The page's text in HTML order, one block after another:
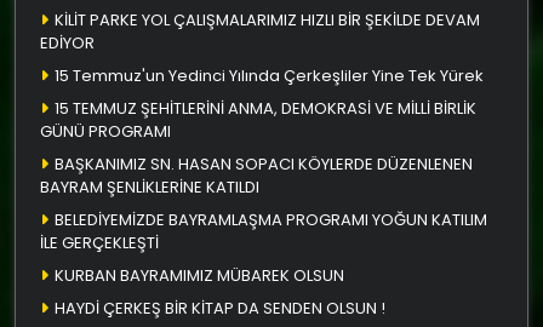
KİLİT PARKE YOL ÇALIŞMALARIMIZ HIZLI BİR ŞEKİLDE DEVAM
EDİYOR
15 Temmuz'un Yedinci Yılında Çerkeşliler Yine Tek Yürek
15 TEMMUZ ŞEHİTLERİNİ ANMA, DEMOKRASİ VE MİLLİ BİRLİK
GÜNÜ PROGRAMI
BAŞKANIMIZ SN. HASAN SOPACI KÖYLERDE DÜZENLENEN
BAYRAM ŞENLİKLERİNE KATILDI
BELEDİYEMİZDE BAYRAMLAŞMA PROGRAMI YOĞUN KATILIM
İLE GERÇEKLEŞTİ
KURBAN BAYRAMIMIZ MÜBAREK OLSUN
HAYDİ ÇERKEŞ BİR KİTAP DA SENDEN OLSUN !